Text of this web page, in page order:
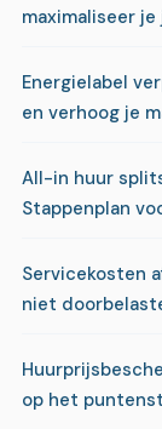
maximaliseer
Energielabel
en verhoog je
All-in huur
Stappenplan
Servicekosten
niet
op het